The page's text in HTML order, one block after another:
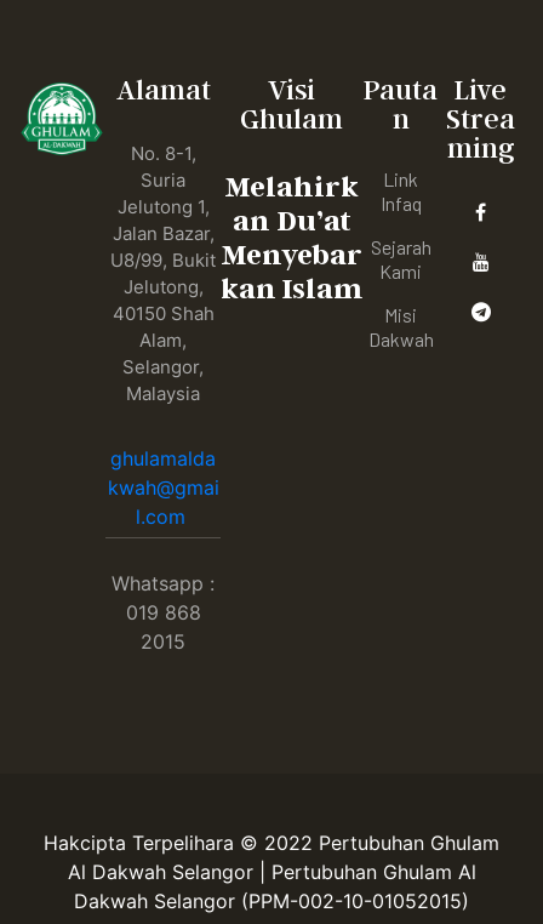
Alamat
No. 8-1,
Suria
Jelutong 1,
Jalan Bazar,
U8/99, Bukit
Jelutong,
40150 Shah
Alam,
Selangor,
Malaysia
ghulamalda
kwah@gmai
l.com
Whatsapp :
019 868
2015
Visi
Ghulam
Melahirk
an Du’at
Menyebar
kan Islam
Pauta
n
Link
Infaq
Sejarah
Kami
Misi
Dakwah
Live
Strea
ming
Hakcipta Terpelihara © 2022 Pertubuhan Ghulam
Al Dakwah Selangor | Pertubuhan Ghulam Al
Dakwah Selangor (PPM-002-10-01052015)